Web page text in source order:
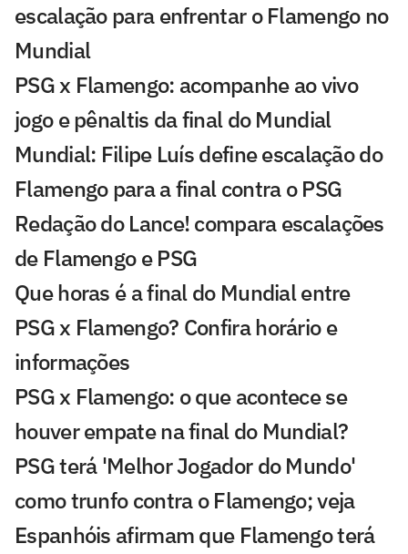
escalação para enfrentar o Flamengo no
Mundial
PSG x Flamengo: acompanhe ao vivo
jogo e pênaltis da final do Mundial
Mundial: Filipe Luís define escalação do
Flamengo para a final contra o PSG
Redação do Lance! compara escalações
de Flamengo e PSG
Que horas é a final do Mundial entre
PSG x Flamengo? Confira horário e
informações
PSG x Flamengo: o que acontece se
houver empate na final do Mundial?
PSG terá 'Melhor Jogador do Mundo'
como trunfo contra o Flamengo; veja
Espanhóis afirmam que Flamengo terá